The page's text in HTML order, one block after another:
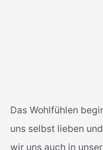
Das Wohlfühlen
uns selbst lieben
wir uns auch in